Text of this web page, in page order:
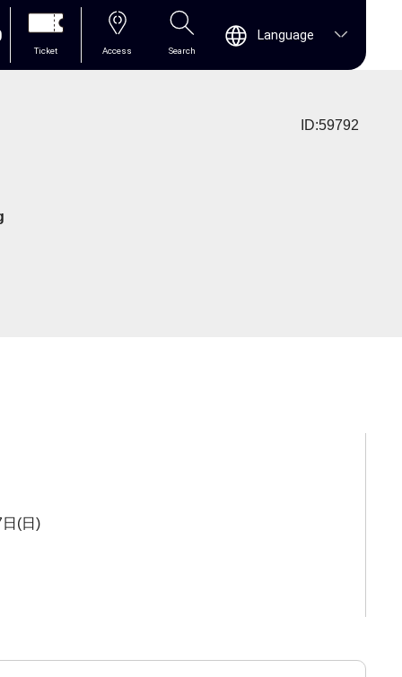
Ticket Access Search
Language
ID:59792
(日)